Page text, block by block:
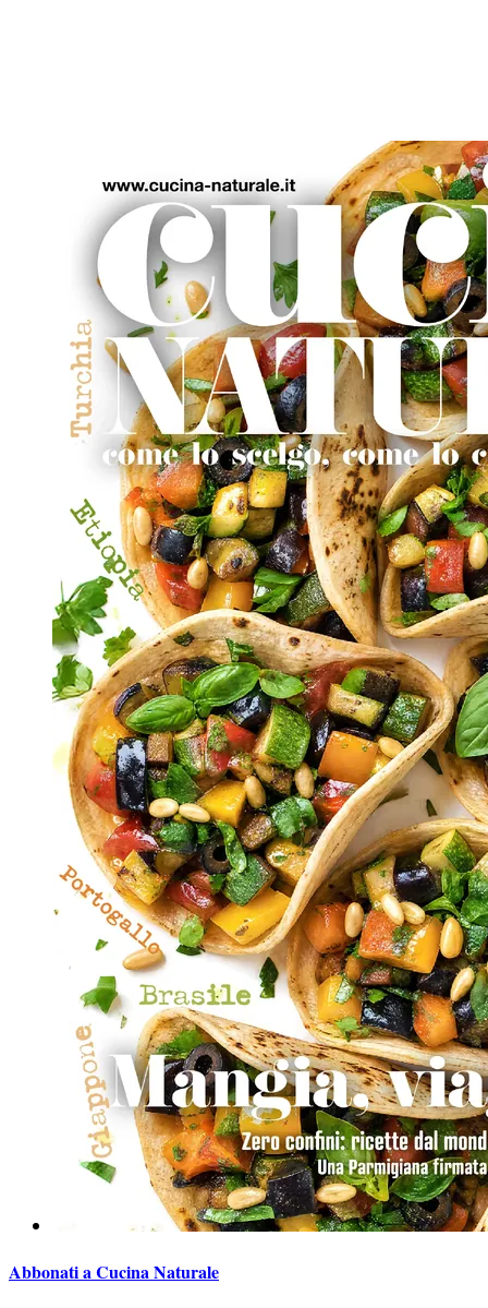
Abbonati a Cucina Naturale